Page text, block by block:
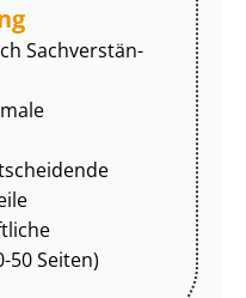
Sach­ver­stän­
50 Seiten)